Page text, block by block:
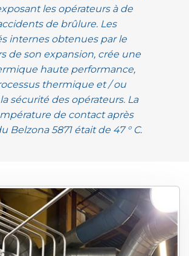
les opérateurs à de
de brûlure. Les
internes obtenues par le
de son expansion, crée une
haute performance,
thermique et / ou
sécurité des opérateurs. La
de contact après
Belzona 5871 était de 47 ° C.